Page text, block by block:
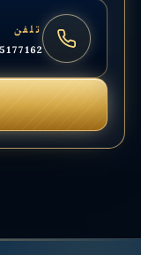
تلفن